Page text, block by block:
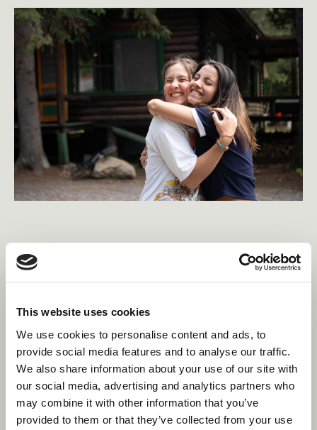
This website uses cookies
We use cookies to personalise content and ads, to
provide social media features and to analyse our traffic.
We also share information about your use of our site with
our social media, advertising and analytics partners who
may combine it with other information that you’ve
provided to them or that they’ve collected from your use
Rencontrez des gens du
monde entier
Nous recrutons du personnel international dans le
monde entier, ce qui vous permet de rencontrer des
gens des quatre coins du monde. Cela vous donne
une occasion incroyable de créer des liens et de nouer
des liens avec des personnes de cultures, de religions
et d'origines diverses. Contrairement à un emploi
d'été typique à la maison, vous ne pouvez interagir